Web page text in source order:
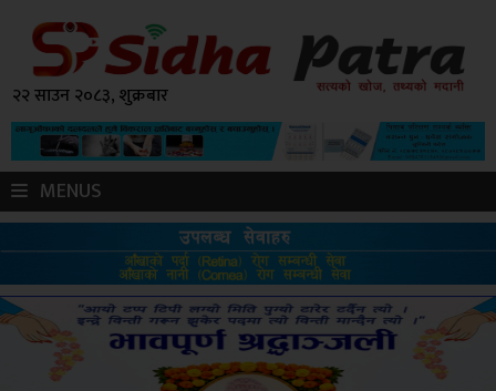
२२ साउन २०८३, शुक्रबार
MENUS